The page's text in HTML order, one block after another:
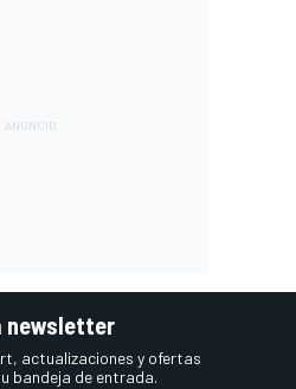
newsletter
actualizaciones y ofertas
bandeja de entrada.